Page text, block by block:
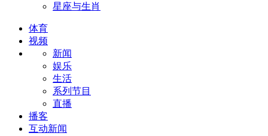
星座与生肖
体育
视频
新闻
娱乐
生活
系列节目
直播
播客
互动新闻